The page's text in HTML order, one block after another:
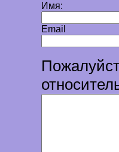
Имя:
Email